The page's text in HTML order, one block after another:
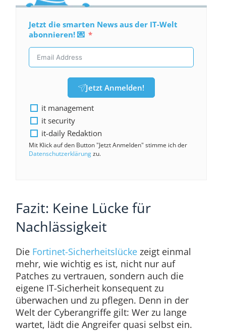
Jetzt die smarten News aus der IT-Welt
abonnieren! 💌
Jetzt Anmelden!
it management
it security
it-daily Redaktion
Mit Klick auf den Button "Jetzt Anmelden" stimme ich der
Datenschutzerklärungzu.
Fazit: Keine Lücke für
Nachlässigkeit
Die Fortinet-Sicherheitslückezeigt einmal
mehr, wie wichtig es ist, nicht nur auf
Patches zu vertrauen, sondern auch die
eigene IT-Sicherheit konsequent zu
überwachen und zu pflegen. Denn in der
Welt der Cyberangriffe gilt: Wer zu lange
wartet, lädt die Angreifer quasi selbst ein.